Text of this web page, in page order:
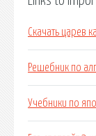
Скачать царев
Решебник по
Учебники по